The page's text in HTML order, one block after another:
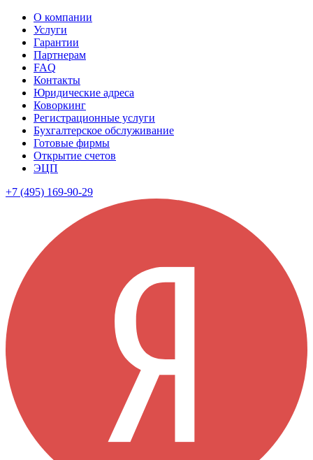
О компании
Услуги
Гарантии
Партнерам
FAQ
Контакты
Юридические адреса
Коворкинг
Регистрационные услуги
Бухгалтерское обслуживание
Готовые фирмы
Открытие счетов
ЭЦП
+7 (495) 169-90-29